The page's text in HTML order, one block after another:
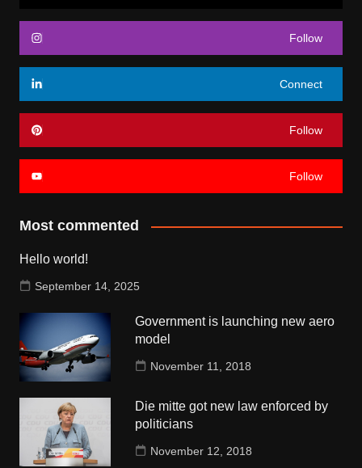
Follow
Connect
Follow
Follow
Most commented
Hello world!
September 14, 2025
Government is launching new aero
model
November 11, 2018
Die mitte got new law enforced by
politicians
November 12, 2018